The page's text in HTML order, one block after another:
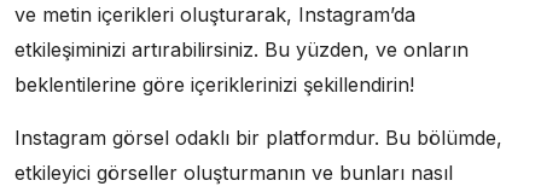
ve metin içerikleri oluşturarak, Instagram’da
etkileşiminizi artırabilirsiniz. Bu yüzden, ve onların
beklentilerine göre içeriklerinizi şekillendirin!
Instagram görsel odaklı bir platformdur. Bu bölümde,
etkileyici görseller oluşturmanın ve bunları nasıl